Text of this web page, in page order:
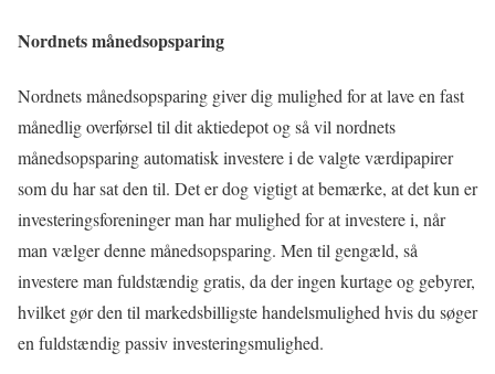
Nordnets månedsopsparing
Nordnets månedsopsparing giver dig mulighed for at lave en fast
månedlig overførsel til dit aktiedepot og så vil nordnets
månedsopsparing automatisk investere i de valgte værdipapirer
som du har sat den til. Det er dog vigtigt at bemærke, at det kun er
investeringsforeninger man har mulighed for at investere i, når
man vælger denne månedsopsparing. Men til gengæld, så
investere man fuldstændig gratis, da der ingen kurtage og gebyrer,
hvilket gør den til markedsbilligste handelsmulighed hvis du søger
en fuldstændig passiv investeringsmulighed.